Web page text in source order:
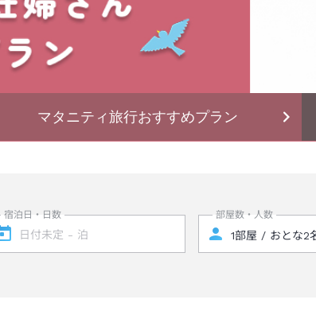
マタニティ旅行おすすめプラン
宿泊日・日数 部屋数・人数